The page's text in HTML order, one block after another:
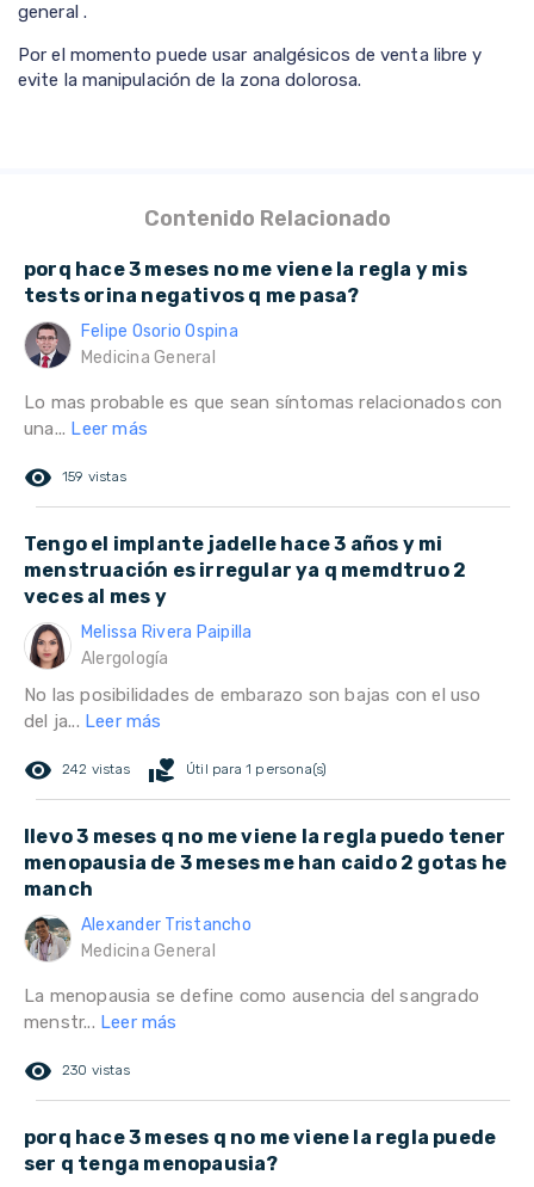
general .
Por el momento puede usar analgésicos de venta libre y
evite la manipulación de la zona dolorosa.
Contenido Relacionado
porq hace 3 meses no me viene la regla y mis
tests orina negativos q me pasa?
Felipe Osorio Ospina
Medicina General
Lo mas probable es que sean síntomas relacionados con
una... Leer más
remove_red_eye 159 vistas
Tengo el implante jadelle hace 3 años y mi
menstruación es irregular ya q memdtruo 2
veces al mes y
Melissa Rivera Paipilla
Alergología
No las posibilidades de embarazo son bajas con el uso
del ja... Leer más
remove_red_eye 242 vistas volunteer_activism Útil para 1 persona(s)
llevo 3 meses q no me viene la regla puedo tener
menopausia de 3 meses me han caido 2 gotas he
manch
Alexander Tristancho
Medicina General
La menopausia se define como ausencia del sangrado
menstr... Leer más
remove_red_eye 230 vistas
porq hace 3 meses q no me viene la regla puede
ser q tenga menopausia?